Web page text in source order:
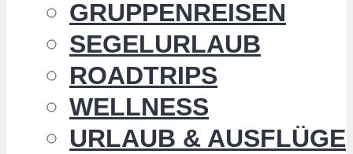
GRUPPENREISEN
SEGELURLAUB
ROADTRIPS
WELLNESS
URLAUB & AUSFLÜGE